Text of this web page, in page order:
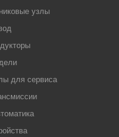
узлы
для сервиса